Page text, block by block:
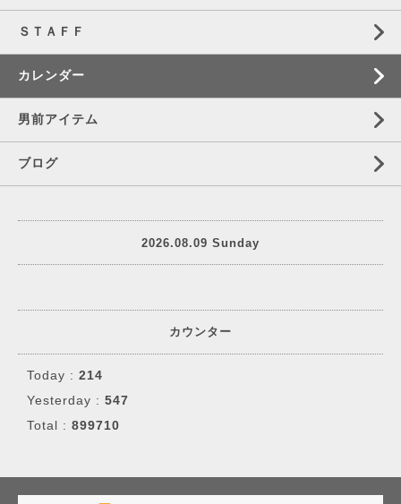
ＳＴＡＦＦ
カレンダー
男前アイテム
ブログ
2026.08.09 Sunday
カウンター
Today : 214
Yesterday : 547
Total : 899710